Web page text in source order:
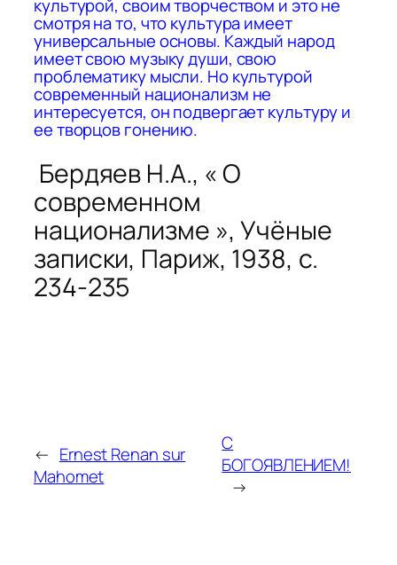
культурой, своим творчеством и это не
смотря на то, что культура имеет
универсальные основы. Каждый народ
имеет свою музыку души, свою
проблематику мысли. Но культурой
современный национализм не
интересуется, он подвергает куль­туру и
ее творцов гонению.
Бердяев Н.А., « О
современном
национализме »,Учёные
записки, Париж, 1938, c.
234-235
← Ernest Renan sur
Mahomet
С
БОГОЯВЛЕНИЕМ!
→